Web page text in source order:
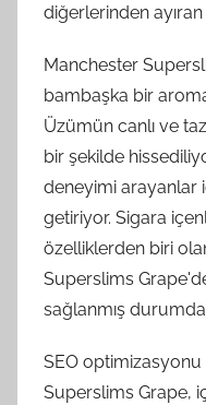
diğerlerinden
Manchester
bambaşka bir
Üzümün canlı ve
bir şekilde
deneyimi arayanlar
getiriyor. Sigara
özelliklerden biri
Superslims
sağlanmış
SEO optimizasyonu
Superslims Grape,